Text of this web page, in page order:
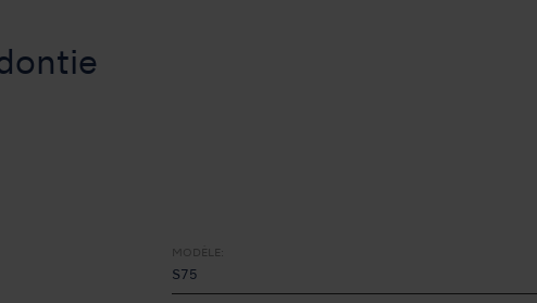
MODÈLE:
S75